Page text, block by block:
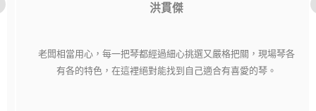
洪貫傑
老闆相當用心，每一把琴都經過細心挑選又嚴格把關，現場琴各
有各的特色，在這裡絕對能找到自己適合有喜愛的琴。